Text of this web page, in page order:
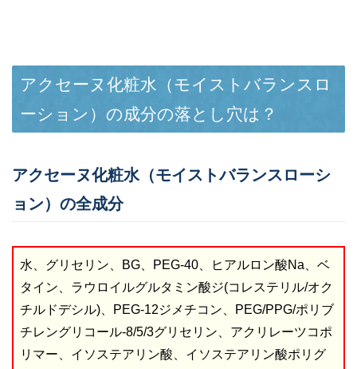
アクセーヌ化粧水（モイストバランスロ
ーション）の成分の落とし穴は？
アクセーヌ化粧水（モイストバランスローシ
ョン）の全成分
水、グリセリン、BG、PEG-40、ヒアルロン酸Na、ベ
タイン、ラウロイルグルタミン酸ジ(コレステリル/オク
チルドデシル)、PEG-12ジメチコン、PEG/PPG/ポリブ
チレングリコール-8/5/3グリセリン、アクリレーツコポ
リマー、イソステアリン酸、イソステアリン酸ポリグ